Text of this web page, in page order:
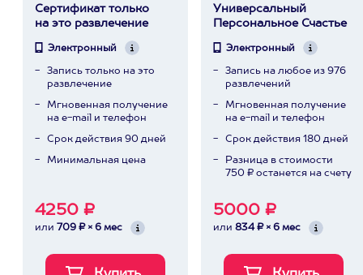
Сертификат только
на это развлечение
Электронный
Запись только на это
развлечение
Мгновенная получение
на e-mail и телефон
Срок действия 90 дней
Минимальная цена
4250 ₽
или 709 ₽ × 6 мес
Универсальный
Персональное Счастье
Электронный
Запись на любое из 976
развлечений
Мгновенная получение
на e-mail и телефон
Срок действия 180 дней
Разница в стоимости
750 ₽ останется на счету
5000 ₽
или 834 ₽ × 6 мес